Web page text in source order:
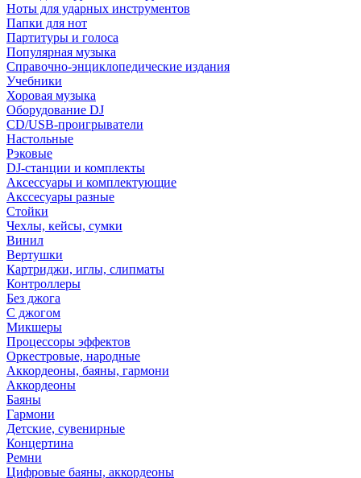
Ноты для ударных инструментов
Папки для нот
Партитуры и голоса
Популярная музыка
Справочно-энциклопедические издания
Учебники
Хоровая музыка
Оборудование DJ
CD/USB-проигрыватели
Настольные
Рэковые
DJ-станции и комплекты
Аксессуары и комплектующие
Акссесуары разные
Стойки
Чехлы, кейсы, сумки
Винил
Вертушки
Картриджи, иглы, слипматы
Контроллеры
Без джога
С джогом
Микшеры
Процессоры эффектов
Оркестровые, народные
Аккордеоны, баяны, гармони
Аккордеоны
Баяны
Гармони
Детские, сувенирные
Концертина
Ремни
Цифровые баяны, аккордеоны